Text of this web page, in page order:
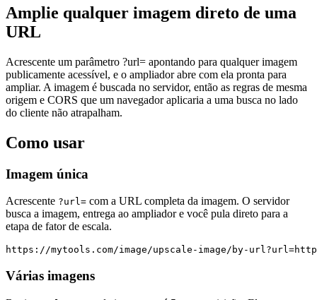
Amplie qualquer imagem direto de uma
URL
Acrescente um parâmetro ?url= apontando para qualquer imagem
publicamente acessível, e o ampliador abre com ela pronta para
ampliar. A imagem é buscada no servidor, então as regras de mesma
origem e CORS que um navegador aplicaria a uma busca no lado
do cliente não atrapalham.
Como usar
Imagem única
Acrescente ?url= com a URL completa da imagem. O servidor
busca a imagem, entrega ao ampliador e você pula direto para a
etapa de fator de escala.
https://mytools.com/image/upscale-image/by-
Várias imagens